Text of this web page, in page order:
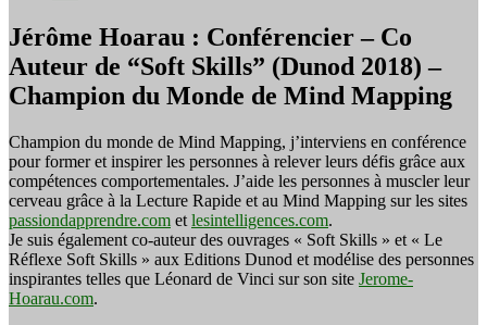
Jérôme Hoarau : Conférencier – Co
Auteur de “Soft Skills” (Dunod 2018) –
Champion du Monde de Mind Mapping
Champion du monde de Mind Mapping, j’interviens en conférence
pour former et inspirer les personnes à relever leurs défis grâce aux
compétences comportementales. J’aide les personnes à muscler leur
cerveau grâce à la Lecture Rapide et au Mind Mapping sur les sites
passiondapprendre.com et lesintelligences.com.
Je suis également co-auteur des ouvrages « Soft Skills » et « Le
Réflexe Soft Skills » aux Editions Dunod et modélise des personnes
inspirantes telles que Léonard de Vinci sur son site Jerome-
Hoarau.com.